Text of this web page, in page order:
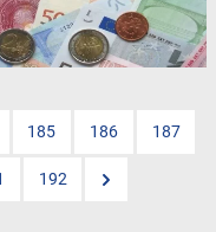
185 186 187
192